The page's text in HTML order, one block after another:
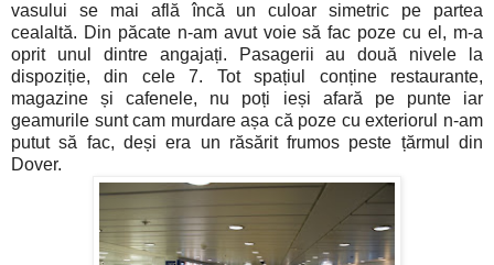
vasului se mai află încă un culoar simetric pe partea
cealaltă. Din păcate n-am avut voie să fac poze cu el, m-a
oprit unul dintre angajați. Pasagerii au două nivele la
dispoziție, din cele 7. Tot spațiul conține restaurante,
magazine și cafenele, nu poți ieși afară pe punte iar
geamurile sunt cam murdare așa că poze cu exteriorul n-am
putut să fac, deși era un răsărit frumos peste țărmul din
Dover.